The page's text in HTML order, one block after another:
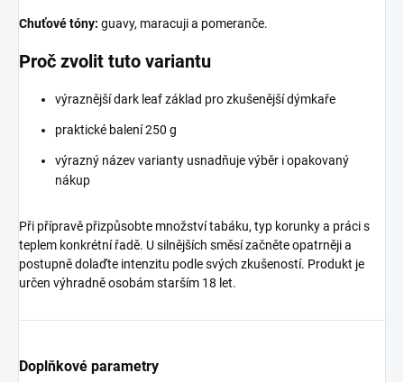
Chuťové tóny: guavy, maracuji a pomeranče.
Proč zvolit tuto variantu
výraznější dark leaf základ pro zkušenější dýmkaře
praktické balení 250 g
výrazný název varianty usnadňuje výběr i opakovaný
nákup
Při přípravě přizpůsobte množství tabáku, typ korunky a práci s
teplem konkrétní řadě. U silnějších směsí začněte opatrněji a
postupně dolaďte intenzitu podle svých zkušeností. Produkt je
určen výhradně osobám starším 18 let.
Doplňkové parametry